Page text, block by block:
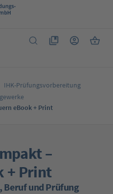
Du hast 0 Produkte
IHK-Prüfungsvorbereitung
eBook + Print
–
+ Print
Beruf und Prüfung